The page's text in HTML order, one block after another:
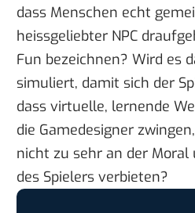
dass Menschen echt
heissgeliebter NPC
Fun bezeichnen? Wird es
simuliert, damit sich der
dass virtuelle, lernende
die Gamedesigner
nicht zu sehr an der
des Spielers verbieten?